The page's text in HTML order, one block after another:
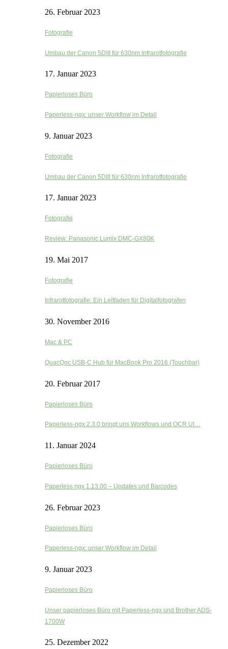
26. Februar 2023
Fotografie
Umbau der Canon 5DIII für 630nm Infrarotfotografie
17. Januar 2023
Papierloses Büro
Paperless-ngx: unser Workflow im Detail
9. Januar 2023
Fotografie
Umbau der Canon 5DIII für 630nm Infrarotfotografie
17. Januar 2023
Fotografie
Review: Panasonic Lumix DMC-GX80K
19. Mai 2017
Fotografie
Infrarotfotografie: Ein Leitfaden für Digitalfotografen
30. November 2016
Mac & PC
QuacQoc USB-C Hub für MacBook Pro 2016 (Touchbar)
20. Februar 2017
Papierloses Büro
Paperless-ngx 2.3.0 bringt uns Workflows und OCR UI…
11. Januar 2024
Papierloses Büro
Paperless ngx 1.13.00 – Updates und Barcodes
26. Februar 2023
Papierloses Büro
Paperless-ngx: unser Workflow im Detail
9. Januar 2023
Papierloses Büro
Unser papierloses Büro mit Paperless-ngx und Brother ADS-
1700W
25. Dezember 2022